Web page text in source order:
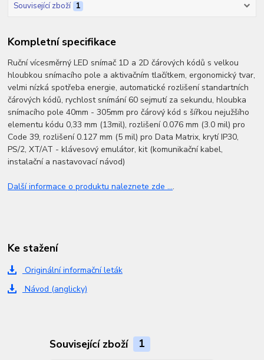
Související zboží 1
Kompletní specifikace
Ruční vícesměrný LED snímač 1D a 2D čárových kódů s velkou
hloubkou snímacího pole a aktivačním tlačítkem, ergonomický tvar,
velmi nízká spotřeba energie, automatické rozlišení standartních
čárových kódů, rychlost snímání 60 sejmutí za sekundu, hloubka
snímacího pole 40mm - 305mm pro čárový kód s šířkou nejužšího
elementu kódu 0,33 mm (13mil), rozlišení 0.076 mm (3.0 mil) pro
Code 39, rozlišení 0.127 mm (5 mil) pro Data Matrix, krytí IP30,
PS/2, XT/AT - klávesový emulátor, kit (komunikační kabel,
instalační a nastavovací návod)
Další informace o produktu naleznete zde ....
Ke stažení
Originální informační leták
Návod (anglicky)
Související zboží 1